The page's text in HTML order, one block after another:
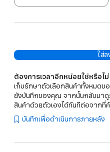
ใส่
ต้องการเวลาอีกหน่อยใช่หรือไม่
เก็บรักษาตัวเลือกสินค้าทั้งหมด
ยังบันทึกของคุณ จากนั้นกลับมาดู
สินค้าด้วยตัวเองได้ทันทีต่อจากที่
บันทึกเพื่อดำเนินการภายหลัง